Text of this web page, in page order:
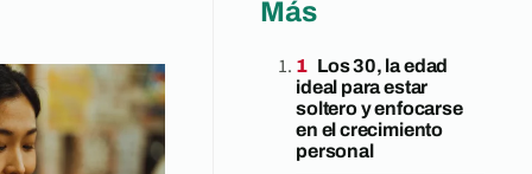
Más
Los 30, la edad
ideal para estar
soltero y enfocarse
en el crecimiento
personal